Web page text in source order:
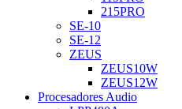
215PRO
SE-10
SE-12
ZEUS
ZEUS10W
ZEUS12W
Procesadores Audio